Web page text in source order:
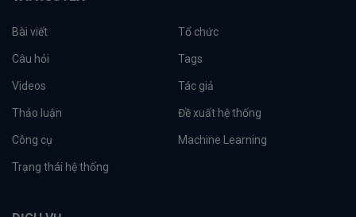
Bài viết Tổ chức
Câu hỏi Tags
Videos Tác giả
Thảo luận Đề xuất hệ thống
Công cụ Machine Learning
Trạng thái hệ thống